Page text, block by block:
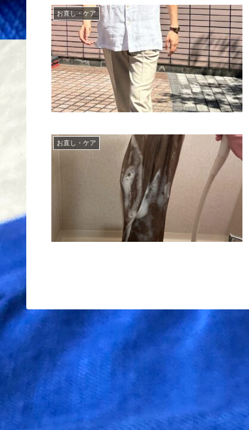
お直し・ケア
お直し・ケア